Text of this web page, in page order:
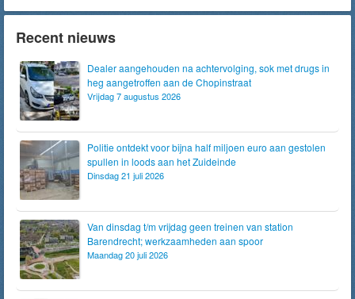
Recent nieuws
Dealer aangehouden na achtervolging, sok met drugs in
heg aangetroffen aan de Chopinstraat
Vrijdag 7 augustus 2026
Politie ontdekt voor bijna half miljoen euro aan gestolen
spullen in loods aan het Zuideinde
Dinsdag 21 juli 2026
Van dinsdag t/m vrijdag geen treinen van station
Barendrecht; werkzaamheden aan spoor
Maandag 20 juli 2026